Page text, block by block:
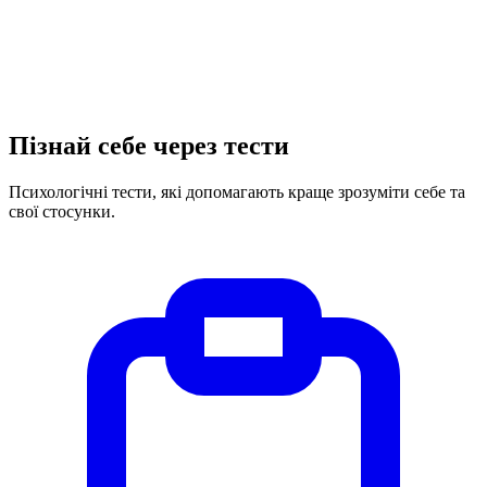
Пізнай себе через тести
Психологічні тести, які допомагають краще зрозуміти себе та
свої стосунки.